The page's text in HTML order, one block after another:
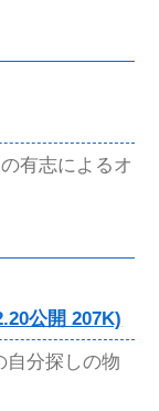
有志によるオ
公開 207K)
自分探しの物